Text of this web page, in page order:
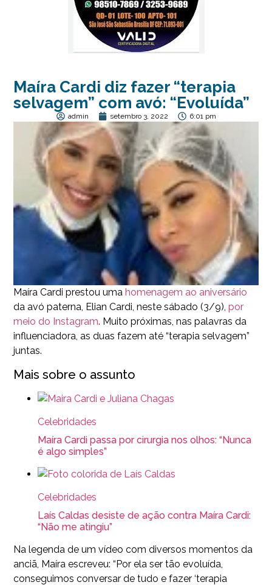
Maíra Cardi diz fazer “terapia
selvagem” com avó: “Evoluída”
admin setembro 3, 2022 6:01 pm
Maíra Cardi prestou uma homenagem ao aniversário
da avó paterna, Elian Cardi, neste sábado (3/9), por
meio do Instagram. Muito próximas, nas palavras da
influenciadora, as duas fazem até “terapia selvagem”
juntas.
Mais sobre o assunto
Celebridades
Maíra Cardi passa por cirurgia nos olhos: “Nunca
é algo simples”
Celebridades
Laís Caldas desiste de ação contra Maíra Cardi:
“Não me atingiu”
Na legenda de um vídeo com diversos momentos da
anciã, Maíra escreveu: “Por ela ser tão evoluída,
conseguimos conversar de tudo e fazer ‘terapia